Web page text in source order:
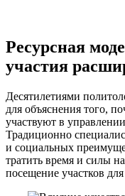
Ресурсная
участия
Десятилетиями
для объяснения того,
участвуют в
Традиционно
и социальных
тратить время и силы
посещение участков